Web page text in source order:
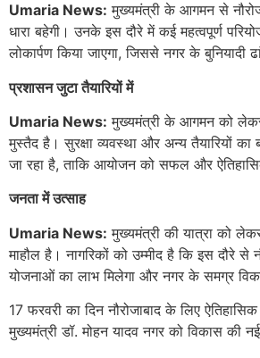
Umaria News: मुख्यमंत्री के आगमन से
धारा बहेगी। उनके इस दौरे में कई महत्वपूर्ण
लोकार्पण किया जाएगा, जिससे नगर के बुनियादी
प्रशासन जुटा तैयारियों में
Umaria News: मुख्यमंत्री के आगमन को
मुस्तैद है। सुरक्षा व्यवस्था और अन्य तैयारियों का
जा रहा है, ताकि आयोजन को सफल और
जनता में उत्साह
Umaria News: मुख्यमंत्री की यात्रा को
माहौल है। नागरिकों को उम्मीद है कि इस दौरे से
योजनाओं का लाभ मिलेगा और नगर के समग्र
17 फरवरी का दिन नौरोजाबाद के लिए
मुख्यमंत्री डॉ. मोहन यादव नगर को विकास की